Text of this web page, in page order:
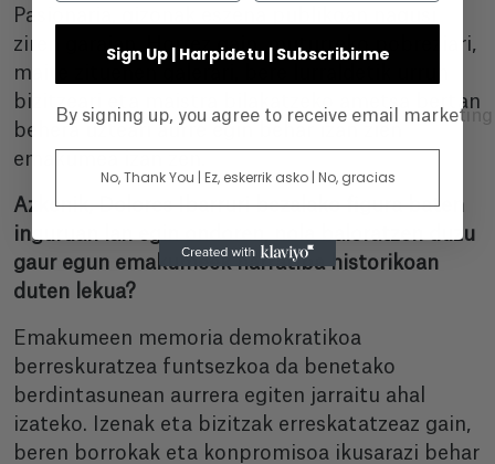
Pasionaria, gizonak eszena publikoan nagusi
ziren garaian. Horrez gain, muturreko pobreziari,
maite zituenen galerari, bere lurraldetik urrun
bizitzeari eta maistra bilakatzeko ametsa bertan
behera uzteari aurre egin behar izan zien
emakumea izan zen.
Azkenik, Dolores Ibarruri bezalako figura baten
inguruan lan egin ondoren, nola baloratzen duzu
gaur egun emakumeek narratiba historikoan
duten lekua?
Emakumeen memoria demokratikoa
berreskuratzea funtsezkoa da benetako
berdintasunean aurrera egiten jarraitu ahal
izateko. Izenak eta bizitzak erreskatatzeaz gain,
beren borrokak eta konpromisoa ikusarazi behar
Sign Up | Harpidetu | Subscribirme
By signing up, you agree to receive email
No, Thank You | Ez, eskerrik asko | No, gracias